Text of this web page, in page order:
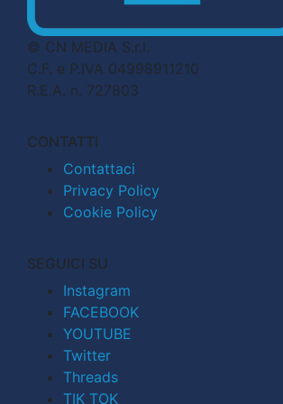
© CN MEDIA S.r.l.
C.F. e P.IVA 04998911210
R.E.A. n. 727803
CONTATTI
Contattaci
Privacy Policy
Cookie Policy
SEGUICI SU
Instagram
FACEBOOK
YOUTUBE
Twitter
Threads
TIK TOK